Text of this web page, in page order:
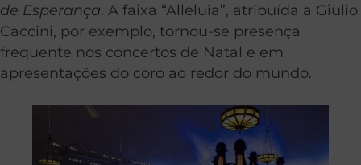
de Esperança. A faixa “Alleluia”, atribuída a Giulio
Caccini, por exemplo, tornou-se presença
frequente nos concertos de Natal e em
apresentações do coro ao redor do mundo.